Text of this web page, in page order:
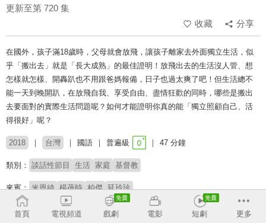
更新至第 720 集
收藏
分享
在國外，孩子滿18歲時，父母就會放飛，讓孩子離家去外面獨立生活，似
乎「搬出去」就是「長大成熟」的最佳證明！放飛出去的生活沒人管、想
怎樣就怎樣、開轟趴也不用跟爸媽報備，日子也過太爽了吧！但生活總不
能一天到晚開趴，在放飛自我、享受自由、盡情狂歡的同時，哪些是搬出
去要面對的實際生活問題呢？如何才能證明你真的能「獨立照顧自己、活
得很好」呢？
2018 台灣 國語 普遍級 47 分鐘
類別： 談話性節目 生活 家庭 基督教
來賓： 米恩綺 楊蒨時 柏傑 延玲珍
主持： 高怡平
首頁 電視頻道 戲劇 電影 短劇 更多